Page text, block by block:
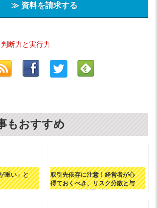
≫ 資料を請求する
判断力と実行力
もおすすめ
重い」と
取引先依存に注意！経営者が心
得ておくべき、リスク分散と与
信管理の話